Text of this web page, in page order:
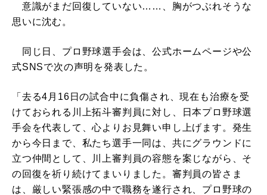
意識がまだ回復していない……、胸がつぶれそうな
思いに沈む。
同じ日、プロ野球選手会は、公式ホームページや公
式SNSで次の声明を発表した。
「去る4月16日の試合中に負傷され、現在も治療を受
けておられる川上拓斗審判員に対し、日本プロ野球選
手会を代表して、心よりお見舞い申し上げます。発生
から今日まで、私たち選手一同は、共にグラウンドに
立つ仲間として、川上審判員の容態を案じながら、そ
の回復を祈り続けてまいりました。審判員の皆さま
は、厳しい緊張感の中で職務を遂行され、プロ野球の